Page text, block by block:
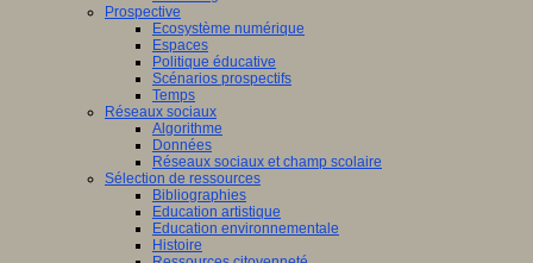
Prospective
Ecosystème numérique
Espaces
Politique éducative
Scénarios prospectifs
Temps
Réseaux sociaux
Algorithme
Données
Réseaux sociaux et champ scolaire
Sélection de ressources
Bibliographies
Education artistique
Education environnementale
Histoire